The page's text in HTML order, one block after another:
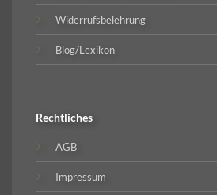
Widerrufsbelehrung
Blog/Lexikon
Rechtliches
AGB
Impressum